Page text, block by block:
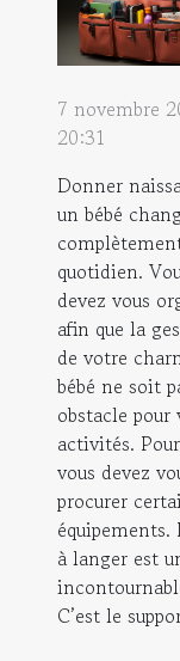
7 novembre
20:31
Donner
un bébé
quotidien.
devez vous
afin que la
de votre
bébé ne soit
obstacle pour
activités.
vous devez
procurer
équipements.
à langer est
C’est le